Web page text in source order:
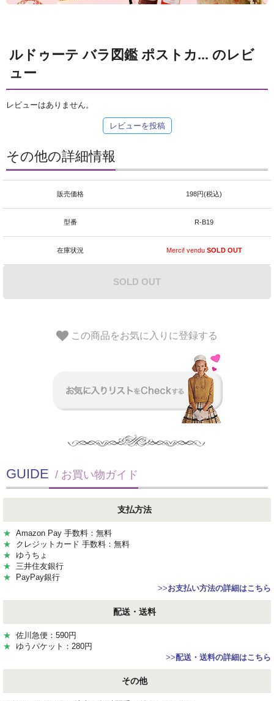
ルドゥーテ バラ図鑑 ポストカ... のレビ
ュー
レビューはありません。
レビューを投稿
その他の詳細情報
販売価格 198円(税込)
型番 R‐B19
在庫状況 Merci! venduSOLD OUT
SOLD OUT
この商品をお気に入りに登録する
GUIDE / お買い物ガイド
支払方法
★ Amazon Pay 手数料：無料
★ クレジットカード 手数料：無料
★ ゆうちょ
★ 三井住友銀行
★ PayPay銀行
>>お支払い方法の詳細はこちら
配送・送料
★ 佐川急便：590円
★ ゆうパケット：280円
>>配送・送料の詳細はこちら
その他